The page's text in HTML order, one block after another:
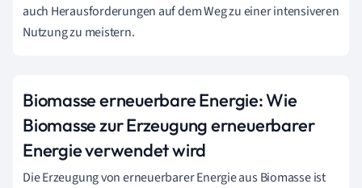
auch Herausforderungen auf dem Weg zu einer intensiveren
Nutzung zu meistern.
Biomasse erneuerbare Energie: Wie
Biomasse zur Erzeugung erneuerbarer
Energie verwendet wird
Die Erzeugung von erneuerbarer Energie aus Biomasse ist